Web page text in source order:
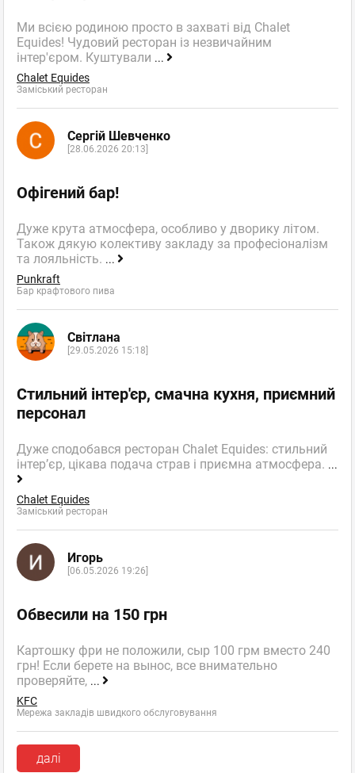
Ми всією родиною просто в захваті від Chalet
Equides! Чудовий ресторан із незвичайним
інтер'єром. Куштували ...
Chalet Equides
Заміський ресторан
Сергій Шевченко
[28.06.2026 20:13]
Офігений бар!
Дуже крута атмосфера, особливо у дворику літом.
Також дякую колективу закладу за професіоналізм
та лояльність. ...
Punkraft
Бар крафтового пива
Світлана
[29.05.2026 15:18]
Стильний інтер'єр, смачна кухня, приємний
персонал
Дуже сподобався ресторан Chalet Equides: стильний
інтер’єр, цікава подача страв і приємна атмосфера. ...
Chalet Equides
Заміський ресторан
Игорь
[06.05.2026 19:26]
Обвесили на 150 грн
Картошку фри не положили, сыр 100 грм вместо 240
грн! Если берете на вынос, все внимательно
проверяйте, ...
KFC
Мережа закладів швидкого обслуговування
далі